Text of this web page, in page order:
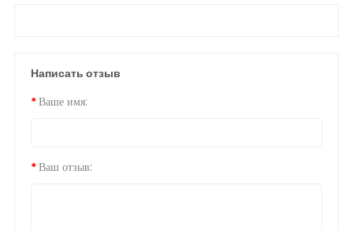
Написать отзыв
Ваше имя:
Ваш отзыв: